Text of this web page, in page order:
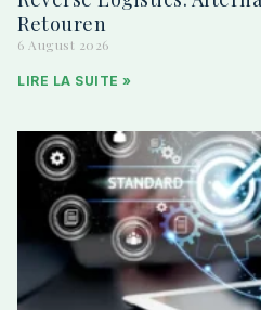
Retouren
6 August 2026
LIRE LA SUITE »